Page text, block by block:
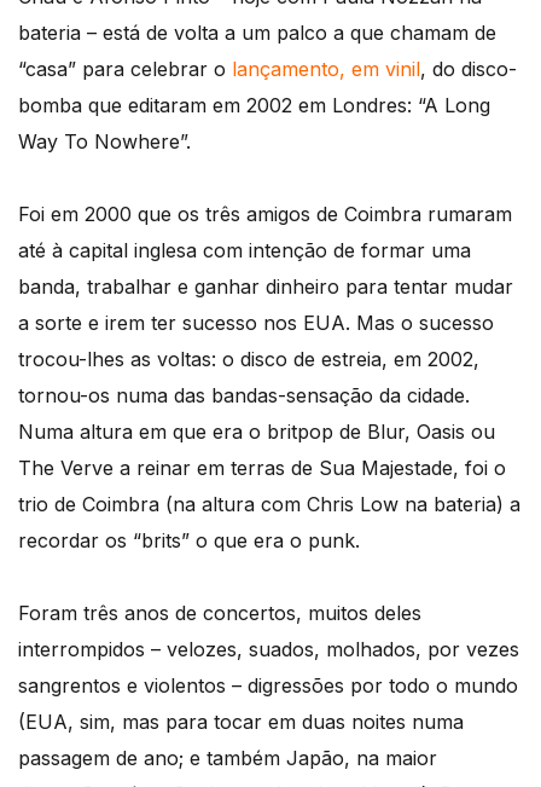
bateria – está de volta a um palco a que chamam de
“casa” para celebrar o lançamento, em vinil, do disco-
bomba que editaram em 2002 em Londres: “A Long
Way To Nowhere”.
Foi em 2000 que os três amigos de Coimbra rumaram
até à capital inglesa com intenção de formar uma
banda, trabalhar e ganhar dinheiro para tentar mudar
a sorte e irem ter sucesso nos EUA. Mas o sucesso
trocou-lhes as voltas: o disco de estreia, em 2002,
tornou-os numa das bandas-sensação da cidade.
Numa altura em que era o britpop de Blur, Oasis ou
The Verve a reinar em terras de Sua Majestade, foi o
trio de Coimbra (na altura com Chris Low na bateria) a
recordar os “brits” o que era o punk.
Foram três anos de concertos, muitos deles
interrompidos – velozes, suados, molhados, por vezes
sangrentos e violentos – digressões por todo o mundo
(EUA, sim, mas para tocar em duas noites numa
passagem de ano; e também Japão, na maior